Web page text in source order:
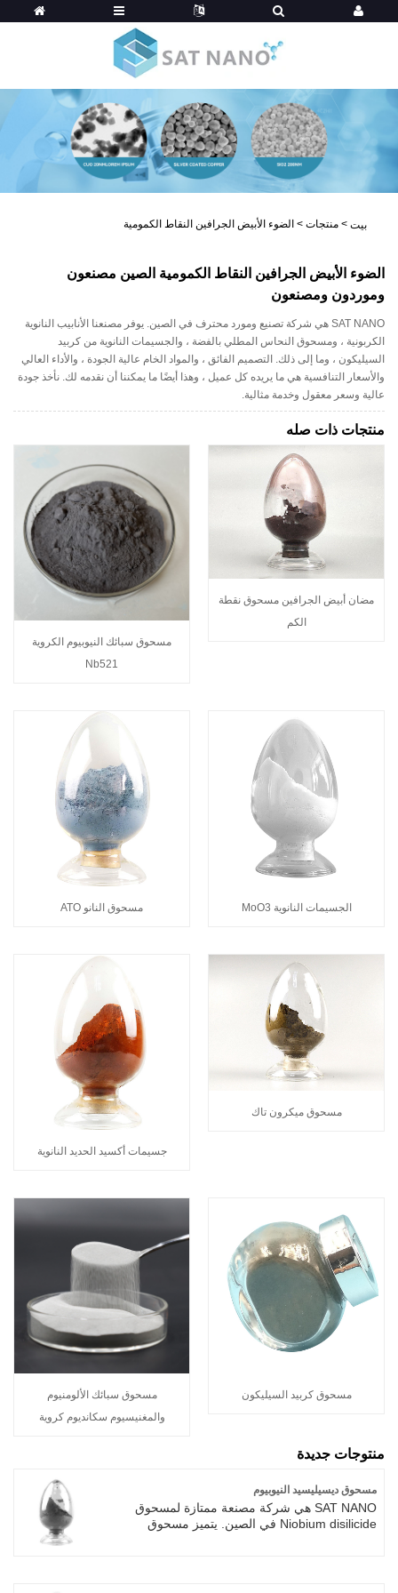
بيت > منتجات > الضوء الأبيض الجرافين النقاط الكمومية
الضوء الأبيض الجرافين النقاط الكمومية الصين مصنعون
وموردون ومصنعون
SAT NANO هي شركة تصنيع ومورد محترف في الصين. يوفر مصنعنا الأنابيب النانوية
الكربونية ، ومسحوق النحاس المطلي بالفضة ، والجسيمات النانوية من كربيد
السيليكون ، وما إلى ذلك. التصميم الفائق ، والمواد الخام عالية الجودة ، والأداء العالي
والأسعار التنافسية هي ما يريده كل عميل ، وهذا أيضًا ما يمكننا أن نقدمه لك. نأخذ جودة
عالية وسعر معقول وخدمة مثالية.
منتجات ذات صله
مضان أبيض الجرافين مسحوق نقطة
الكم
مسحوق سبائك النيوبيوم الكروية
Nb521
الجسيمات النانوية MoO3 مسحوق النانو ATO
مسحوق ميكرون تاك
جسيمات أكسيد الحديد النانوية
مسحوق كربيد السيليكون
مسحوق سبائك الألومنيوم
والمغنيسيوم سكانديوم كروية
منتوجات جديدة
مسحوق ديسيليسيد النيوبيوم
SAT NANO هي شركة مصنعة ممتازة لمسحوق
Niobium disilicide في الصين. يتميز مسحوق